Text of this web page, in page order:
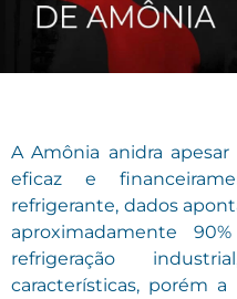
A Amônia anidra
eficaz e
refrigerante, dados
aproximadamente
refrigeração
características, porém